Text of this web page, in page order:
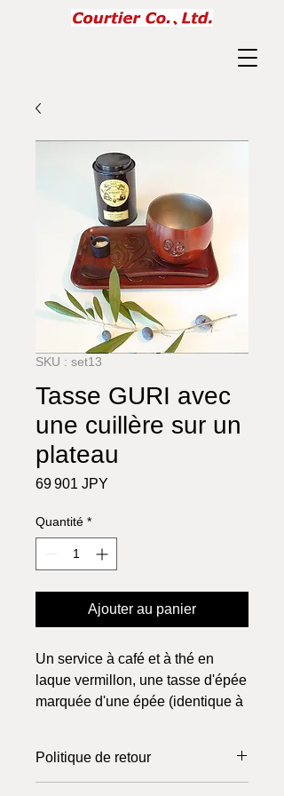
SKU : set13
Tasse GURI avec
une cuillère sur un
plateau
69 901 JPY
Quantité *
Ajouter au panier
Un service à café et à thé en
laque vermillon, une tasse d'épée
marquée d'une épée (identique à
plateau avec un motif
d'arabesque.
Politique de retour